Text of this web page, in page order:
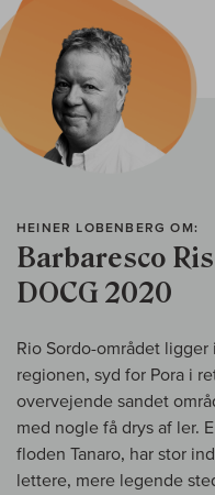
HEINER LOBENBERG OM:
Barbaresco
DOCG 2020
Rio Sordo-området
regionen, syd for Pora i
overvejende sandet
med nogle få drys af ler.
floden Tanaro, har stor
lettere, mere legende